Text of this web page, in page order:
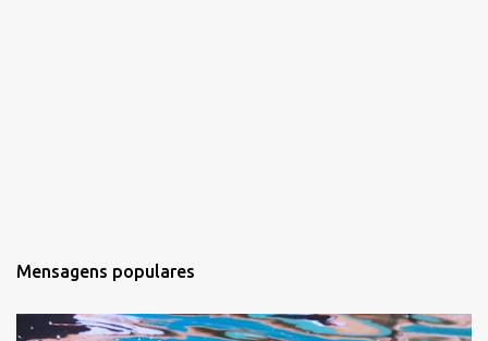
Mensagens populares